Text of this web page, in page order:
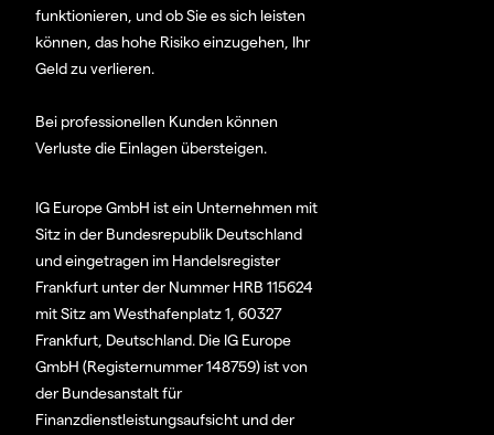
funktionieren, und ob Sie es sich leisten
können, das hohe Risiko einzugehen, Ihr
Geld zu verlieren.
Bei professionellen Kunden können
Verluste die Einlagen übersteigen.
IG Europe GmbH ist ein Unternehmen mit
Sitz in der Bundesrepublik Deutschland
und eingetragen im Handelsregister
Frankfurt unter der Nummer HRB 115624
mit Sitz am Westhafenplatz 1, 60327
Frankfurt, Deutschland. Die IG Europe
GmbH (Registernummer 148759) ist von
der Bundesanstalt für
Finanzdienstleistungsaufsicht und der